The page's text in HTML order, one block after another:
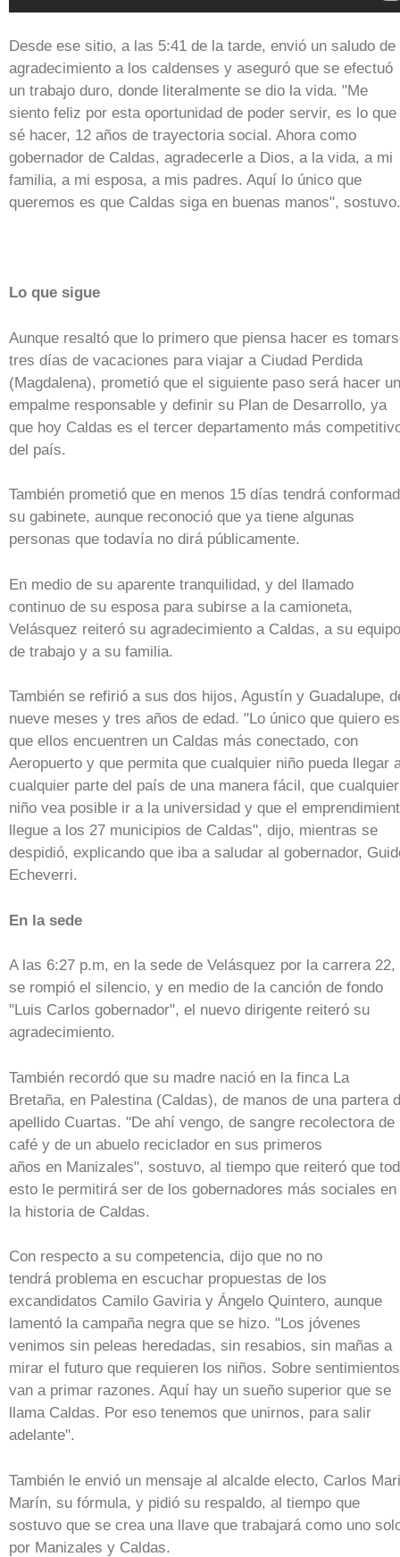
Desde ese sitio, a las 5:41 de la tarde, envió un saludo de
agradecimiento a los caldenses y aseguró que se efectuó
un trabajo duro, donde literalmente se dio la vida. "Me
siento feliz por esta oportunidad de poder servir, es lo que
sé hacer, 12 años de trayectoria social. Ahora como
gobernador de Caldas, agradecerle a Dios, a la vida, a mi
familia, a mi esposa, a mis padres. Aquí lo único que
queremos es que Caldas siga en buenas manos", sostuvo.
Lo que sigue
Aunque resaltó que lo primero que piensa hacer es
tres días de vacaciones para viajar a Ciudad Perdida
(Magdalena), prometió que el siguiente paso será hacer un
empalme responsable y definir su Plan de Desarrollo, ya
que hoy Caldas es el tercer departamento más
del país.
También prometió que en menos 15 días tendrá
su gabinete, aunque reconoció que ya tiene algunas
personas que todavía no dirá públicamente.
En medio de su aparente tranquilidad, y del llamado
continuo de su esposa para subirse a la camioneta,
Velásquez reiteró su agradecimiento a Caldas, a su equipo
de trabajo y a su familia.
También se refirió a sus dos hijos, Agustín y Guadalupe,
nueve meses y tres años de edad. "Lo único que quiero es
que ellos encuentren un Caldas más conectado, con
Aeropuerto y que permita que cualquier niño pueda llegar
cualquier parte del país de una manera fácil, que cualquier
niño vea posible ir a la universidad y que el
llegue a los 27 municipios de Caldas", dijo, mientras se
despidió, explicando que iba a saludar al gobernador,
Echeverri.
En la sede
A las 6:27 p.m, en la sede de Velásquez por la carrera 22,
se rompió el silencio, y en medio de la canción de fondo
"Luis Carlos gobernador", el nuevo dirigente reiteró su
agradecimiento.
También recordó que su madre nació en la finca La
Bretaña, en Palestina (Caldas), de manos de una partera
apellido Cuartas. "De ahí vengo, de sangre recolectora de
café y de un abuelo reciclador en sus primeros
años en Manizales", sostuvo, al tiempo que reiteró que
esto le permitirá ser de los gobernadores más sociales en
la historia de Caldas.
Con respecto a su competencia, dijo que no no
tendrá problema en escuchar propuestas de los
excandidatos Camilo Gaviria y Ángelo Quintero, aunque
lamentó la campaña negra que se hizo. "Los jóvenes
venimos sin peleas heredadas, sin resabios, sin mañas a
mirar el futuro que requieren los niños. Sobre sentimientos
van a primar razones. Aquí hay un sueño superior que se
llama Caldas. Por eso tenemos que unirnos, para salir
adelante".
También le envió un mensaje al alcalde electo, Carlos
Marín, su fórmula, y pidió su respaldo, al tiempo que
sostuvo que se crea una llave que trabajará como uno
por Manizales y Caldas.